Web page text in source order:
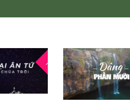
27
THG5